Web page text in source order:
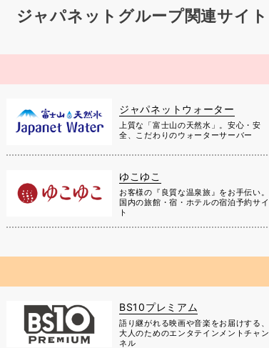
ジャパネットグループ関連サイト
ジャパネットウォーター
上質な「富士山の天然水」。安心・安
全、こだわりのウォーターサーバー
ゆこゆこ
お客様の『良質な温泉旅』をお手伝い。
国内の旅館・宿・ホテルの宿泊予約サイ
ト
BS10プレミアム
語り継がれる映画や音楽をお届けする、
大人のためのエンタテインメントチャン
ネル